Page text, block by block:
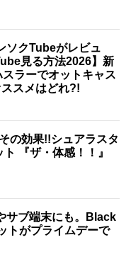
ソクTubeがレビュ
見る方法2026】新
ラーでオットキャス
ススメはどれ?!
の効果!!シュアラスタ
『ザ・体感！！』
サブ端末にも。Black
トがプライムデーで